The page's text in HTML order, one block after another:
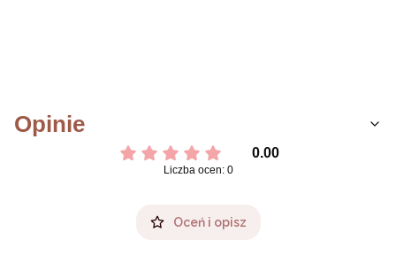
Opinie
0.00
Liczba ocen: 0
Oceń i opisz